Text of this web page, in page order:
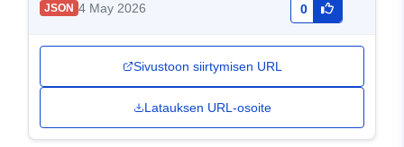
JSON 4 May 2026 0
Sivustoon siirtymisen URL
Latauksen URL-osoite